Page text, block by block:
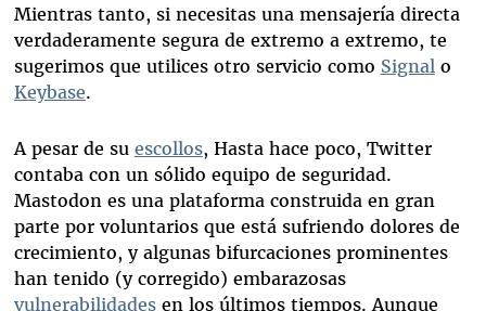
Mientras tanto, si necesitas una mensajería directa
verdaderamente segura de extremo a extremo, te
sugerimos que utilices otro servicio como Signal o
Keybase.
A pesar de su escollos, Hasta hace poco, Twitter
contaba con un sólido equipo de seguridad.
Mastodon es una plataforma construida en gran
parte por voluntarios que está sufriendo dolores de
crecimiento, y algunas bifurcaciones prominentes
han tenido (y corregido) embarazosas
vulnerabilidadesen los últimos tiempos. Aunque